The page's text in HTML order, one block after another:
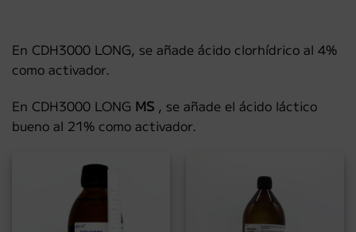
En CDH3000 LONG, se añade ácido clorhídrico al 4%
como activador.
En CDH3000 LONG MS , se añade el ácido láctico
bueno al 21% como activador.